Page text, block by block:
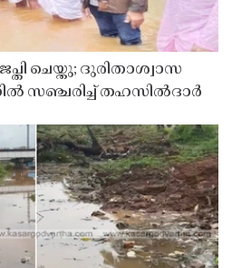
ചെയ്തു; ദുരിതാശ്വാസ
സഞ്ചരിച്ച് തഹസിൽദാർ